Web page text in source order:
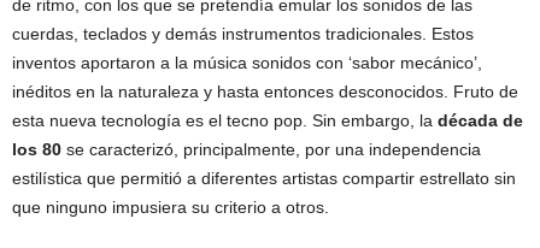
de ritmo, con los que se pretendía emular los sonidos de las
cuerdas, teclados y demás instrumentos tradicionales. Estos
inventos aportaron a la música sonidos con ‘sabor mecánico’,
inéditos en la naturaleza y hasta entonces desconocidos. Fruto de
esta nueva tecnología es el tecno pop. Sin embargo, la década de
los 80 se caracterizó, principalmente, por una independencia
estilística que permitió a diferentes artistas compartir estrellato sin
que ninguno impusiera su criterio a otros.